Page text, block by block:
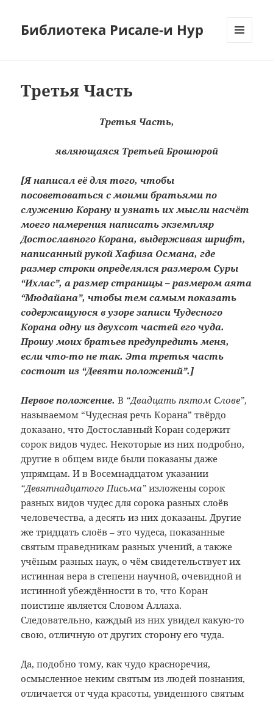
Библиотека Рисале-и Нур
Третья Часть
Третья Часть,
являющаяся Третьей Брошюрой
[Я написал её для того, чтобы
посоветоваться с моими братьями по
служению Корану и узнать их мысли насчёт
моего намерения написать экземпляр
Достославного Корана, выдерживая шрифт,
написанный рукой Хафиза Османа, где
размер строки определялся размером Суры
“Ихлас”, а размер страницы – размером аята
“Мюдайана”, чтобы тем самым показать
содержащуюся в узоре записи Чудесного
Корана одну из двухсот частей его чуда.
Прошу моих братьев предупредить меня,
если что-то не так. Эта третья часть
состоит из “Девяти положений”.]
Первое положение. В “Двадцать пятом Слове”,
называемом “Чудесная речь Корана” твёрдо
доказано, что Достославный Коран содержит
сорок видов чудес. Некоторые из них подробно,
другие в общем виде были показаны даже
упрямцам. И в Восемнадцатом указании
“Девятнадцатого Письма” изложены сорок
разных видов чудес для сорока разных слоёв
человечества, а десять из них доказаны. Другие
же тридцать слоёв – это чудеса, показанные
святым праведникам разных учений, а также
учёным разных наук, о чём свидетельствует их
истинная вера в степени научной, очевидной и
истинной убеждённости в то, что Коран
поистине является Словом Аллаха.
Следовательно, каждый из них увидел какую-то
свою, отличную от других сторону его чуда.
Да, подобно тому, как чудо красноречия,
осмысленное неким святым из людей познания,
отличается от чуда красоты, увиденного святым